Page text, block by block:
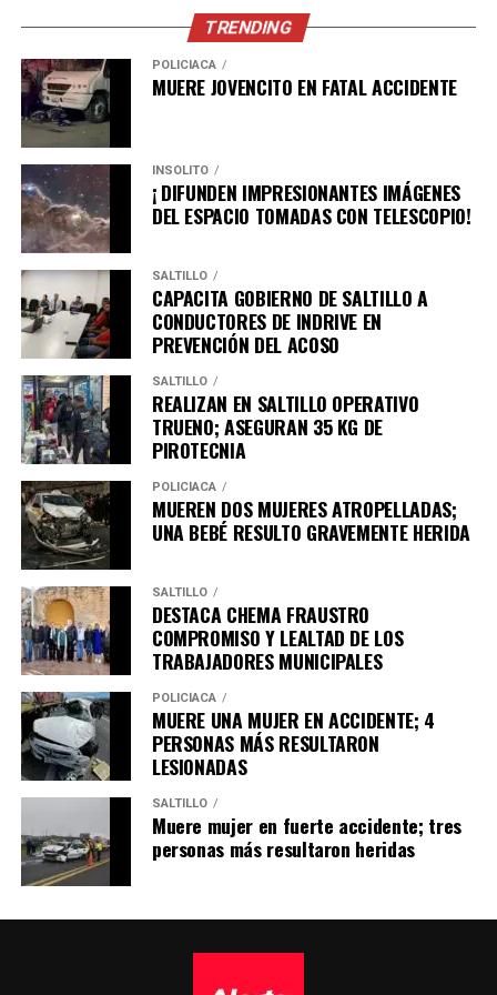
La Subsecretaría de Protección Civil del Estado
mantiene un monitoreo permanente de las condiciones
meteorológicas y continuará informando
oportunamente sobre cualquier cambio relevante.
ADVERTISEMENT
En caso de emergencia, la población puede comunicarse
al 911.
TRENDING
POLICÍACA
MUERE JOVENCITO EN FATAL ACCIDENTE
INSÓLITO
¡ DIFUNDEN IMPRESIONANTES IMÁGENES
DEL ESPACIO TOMADAS CON TELESCOPIO!
SALTILLO
CAPACITA GOBIERNO DE SALTILLO A
CONDUCTORES DE INDRIVE EN
PREVENCIÓN DEL ACOSO
SALTILLO
REALIZAN EN SALTILLO OPERATIVO
TRUENO; ASEGURAN 35 KG DE
PIROTECNIA
POLICÍACA
MUEREN DOS MUJERES ATROPELLADAS;
UNA BEBÉ RESULTO GRAVEMENTE HERIDA
SALTILLO
DESTACA CHEMA FRAUSTRO
COMPROMISO Y LEALTAD DE LOS
TRABAJADORES MUNICIPALES
POLICÍACA
MUERE UNA MUJER EN ACCIDENTE; 4
PERSONAS MÁS RESULTARON
LESIONADAS
SALTILLO
Muere mujer en fuerte accidente; tres
personas más resultaron heridas